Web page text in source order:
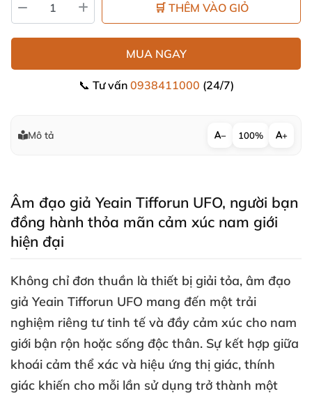
🛒 THÊM VÀO GIỎ
MUA NGAY
📞 Tư vấn 0938411000 (24/7)
Mô tả − 100% +
Âm đạo giả Yeain Tifforun UFO, người bạn
đồng hành thỏa mãn cảm xúc nam giới
hiện đại
Không chỉ đơn thuần là thiết bị giải tỏa, âm đạo
giả Yeain Tifforun UFO mang đến một trải
nghiệm riêng tư tinh tế và đầy cảm xúc cho nam
giới bận rộn hoặc sống độc thân. Sự kết hợp giữa
khoái cảm thể xác và hiệu ứng thị giác, thính
giác khiến cho mỗi lần sử dụng trở thành một